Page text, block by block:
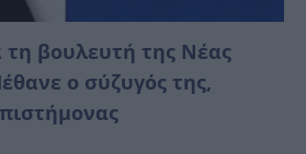
τη βουλευτή της Νέας
ο σύζυγός της,